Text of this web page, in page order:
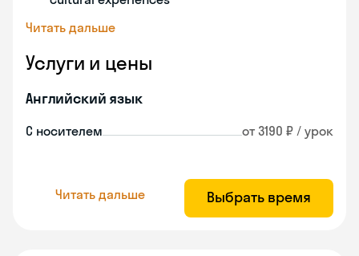
Читать дальше
Услуги и цены
Английский язык
С носителем от 3190 ₽ / урок
Читать дальше Выбрать время